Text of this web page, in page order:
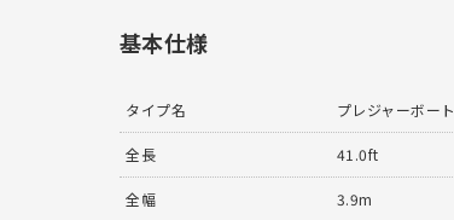
基本仕様
タイプ名 プレジャーボート
全長 41.0ft
全幅 3.9m